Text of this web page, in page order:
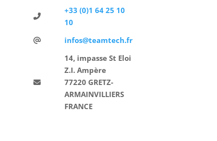
+33 (0)1 64 25 10
10
infos@teamtech.fr
14, impasse St Eloi
Z.I. Ampère
77220 GRETZ-
ARMAINVILLIERS
FRANCE